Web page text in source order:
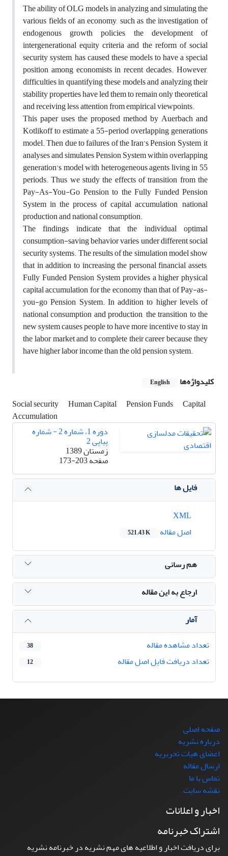
The ability of OLG models in analyzing and simulating the
various fields of an economy, such as the investigation of
endogenous growth policies, the development of
intergenerational equity criteria and the reform of social
security system, has caused these models to have a special
position among economists in recent decades. However,
difficulties in quantifying these models and analyzing their
stability properties have led them to remain only theoretical
and receiving less attention from empirical viewpoints.
This paper uses the proposed method by Auerbach and
Kotlikoff to estimate a 55-period overlapping generations
model. Then due to failures of the Iran’s Pension System, it
analyses and simulates Pension System within overlapping
generation’s model with heterogeneous agents living in 55
periods. Thus we study the effects of transition from the
Pay-As-You-Go Pension to the Fully Funded Pension
System in the process of capital accumulation, national
production and national consumption.
The findings indicate that the individual optimal
consumption-saving behavior varies under different social
security systems. The results of the simulation model show
that in addition to increasing the personal financial assets,
Fully Funded Pension System provides a higher physical
capital accumulation for the economy than that of ‌Pay-as-
you-go Pension System. In addition to higher levels of
national consumption and production, the transition to the
new system causes people to have more incentive to stay in
the labor market and to complete their career because they
have higher labor income than the old pension system.
کلیدواژه‌ها
English
Social security Human Capital Pension Funds
Capital
Accumulation
دوره 1، شماره 2 - شماره
پیاپی 2
زمستان 1389
صفحه173-203
فایل ها
اصل مقاله
521.43 K
هم رسانی
ارجاع به این مقاله
آمار
تعداد مشاهده مقاله
38
تعداد دریافت فایل اصل مقاله 12
صفحه اصلی
درباره نشریه
اعضای هیات تحریریه
ارسال مقاله
تماس با ما
نقشه سایت
اخبار و اعلانات
اشتراک خبرنامه
برای دریافت اخبار و اطلاعیه های مهم نشریه در خبرنامه نشریه